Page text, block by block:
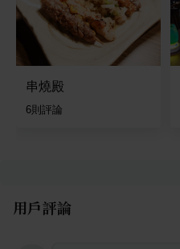
串燒殿
6則評論
用戶評論